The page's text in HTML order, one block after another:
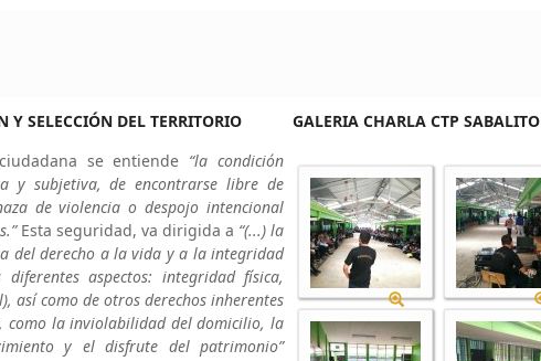
Y SELECCIÓN DEL TERRITORIO
se entiende “la condición
y subjetiva, de encontrarse libre de
de violencia o despojo intencional
Esta seguridad, va dirigida a “(...) la
del derecho a la vida y a la integridad
diferentes aspectos: integridad física,
así como de otros derechos inherentes
como la inviolabilidad del domicilio, la
y el disfrute del patrimonio”
GALERIA CHARLA CTP SABALITO